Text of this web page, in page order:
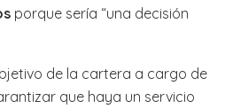
porque sería “una decisión
de la cartera a cargo de
que haya un servicio